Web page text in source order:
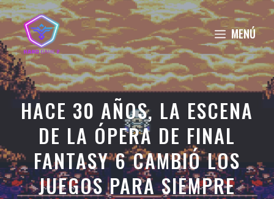
Saltar
al
contenido
MENÚ
HACE 30 AÑOS, LA ESCENA
DE LA ÓPERA DE FINAL
FANTASY 6 CAMBIÓ LOS
JUEGOS PARA SIEMPRE